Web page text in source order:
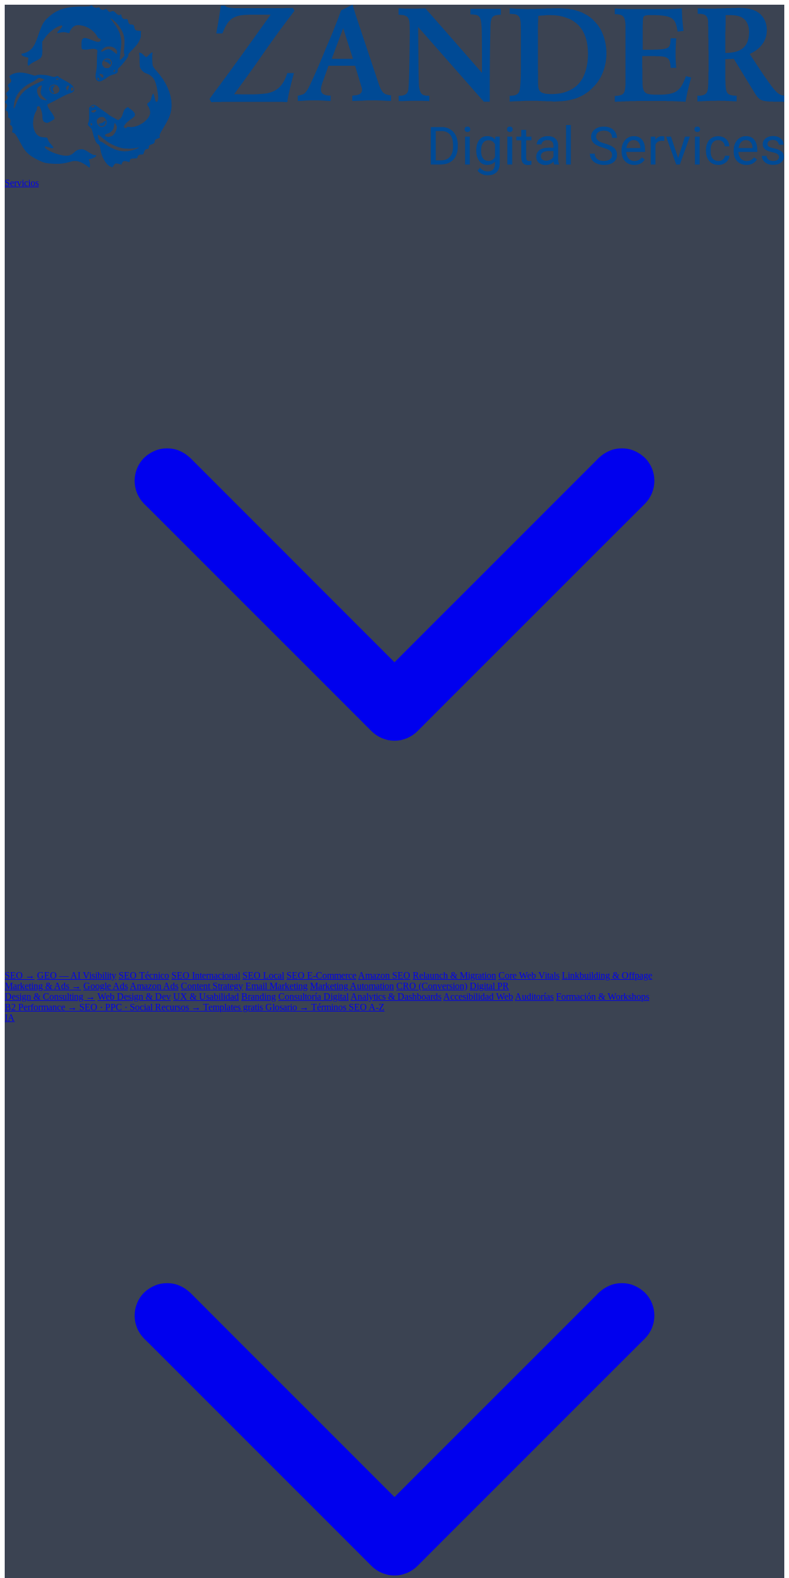
Skip to content
Servicios
SEO → GEO — AI Visibility SEO Técnico SEO Internacional SEO Local SEO E-Commerce Amazon SEO Relaunch & Migration Core Web Vitals Linkbuilding & Offpage
Marketing & Ads → Google Ads Amazon Ads Content Strategy Email Marketing Marketing Automation CRO (Conversion) Digital PR
Design & Consulting → Web Design & Dev UX & Usabilidad Branding Consultoría Digital Analytics & Dashboards Accesibilidad Web Auditorías Formación & Workshops
B2 Performance → SEO · PPC · Social Recursos → Templates gratis Glosario → Términos SEO A-Z
IA